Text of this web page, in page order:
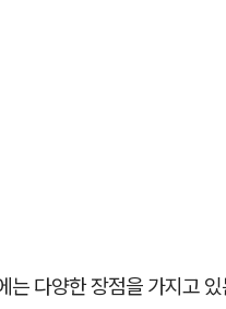
는 다양한 장점을 가지고